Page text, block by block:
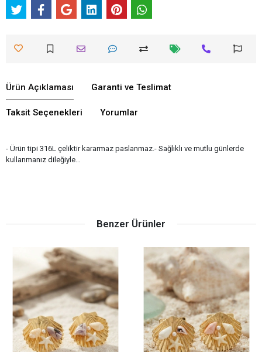
Ürün Açıklaması Garanti ve Teslimat
Taksit Seçenekleri Yorumlar
- Ürün tipi 316L çeliktir kararmaz paslanmaz.- Sağlıklı ve mutlu günlerde
kullanmanız dileğiyle…
Benzer Ürünler